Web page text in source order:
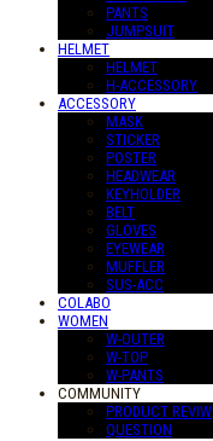
PANTS
JUMPSUIT
HELMET
HELMET
H-ACCESSORY
ACCESSORY
MASK
STICKER
POSTER
HEADWEAR
KEYHOLDER
BELT
GLOVES
EYEWEAR
MUFFLER
SUS-ACC
COLABO
WOMEN
W-OUTER
W-TOP
W-PANTS
COMMUNITY
PRODUCT REVIW
QUESTION